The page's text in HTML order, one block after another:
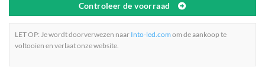
Controleer de voorraad
LET OP: Je wordt doorverwezen naar Into-led.com om de aankoop te
voltooien en verlaat onze website.